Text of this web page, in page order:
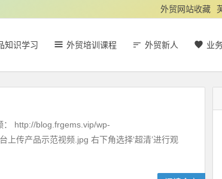
外贸网站收藏
知识学习 外贸培训课程 外贸新人 业
： http://blog.frgems.vip/wp-
传产品示范视频.jpg 右下角选择‘超清’进行观